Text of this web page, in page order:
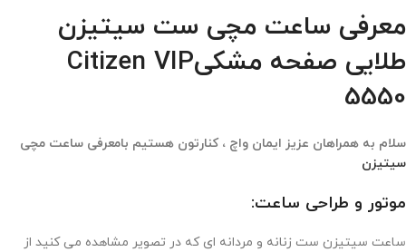
معرفی ساعت مچی ست سیتیزن
طلایی صفحه مشکیCitizen VIP
5550
سلام به همراهان عزیز ایمان واچ ، کنارتون هستیم بامعرفی ساعت مچی
سیتیزن
موتور و طراحی ساعت:
ساعت سیتیزن ست زنانه و مردانه ای که در تصویر مشاهده می کنید از